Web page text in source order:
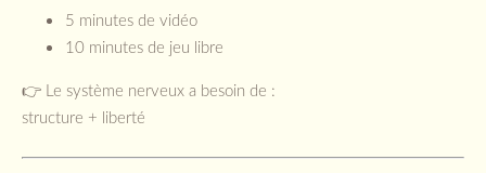
5 minutes de vidéo
10 minutes de jeu libre
👉 Le système nerveux a besoin de :
structure + liberté